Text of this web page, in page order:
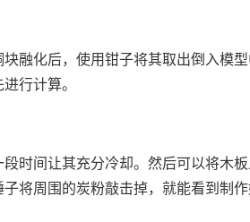
融化后，使用钳子将其取出倒入模
行计算。
时间让其充分冷却。然后可以将木
将周围的炭粉敲击掉，就能看到制作